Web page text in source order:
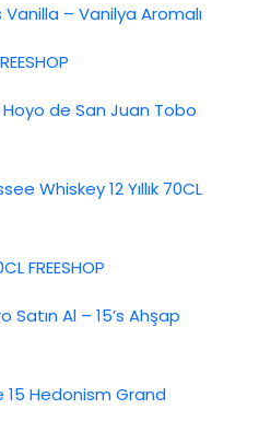
– Vanilya Aromalı
de San Juan Tobo
Whiskey 12 Yıllık 70CL
FREESHOP
Satın Al – 15’s Ahşap
15 Hedonism Grand